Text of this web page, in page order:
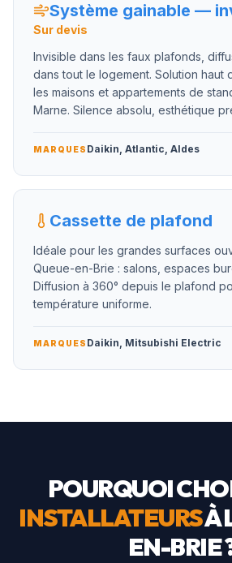
Système gainable —
Sur devis
Invisible dans les faux plafonds,
dans tout le logement. Solution haut
les maisons et appartements de
Marne. Silence absolu, esthétique
MARQUES Daikin, Atlantic, Aldes
Cassette de plafond
Idéale pour les grandes surfaces
Queue-en-Brie : salons, espaces
Diffusion à 360° depuis le plafond
température uniforme.
MARQUES Daikin, Mitsubishi Electric
POURQUOI
INSTALLATEURSÀ
EN-BRIE